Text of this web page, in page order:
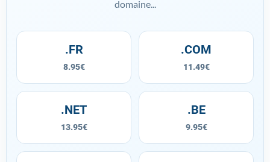
domaine...
.FR
8.95€
.COM
11.49€
.NET
13.95€
.BE
9.95€